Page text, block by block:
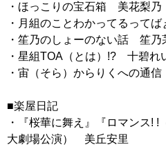
・ほっこりの宝石箱 美花梨乃
・月組のことわかってるって
・笙乃のしょーのない話 笙乃
・星組TOA（とは）!? 十碧れ
・宙（そら）からりくへの通
■楽屋日記
・『桜華に舞え』『ロマンス!
大劇場公演） 美丘安里